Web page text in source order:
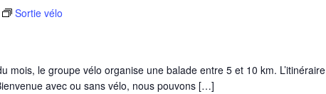
Sortie vélo
mois, le groupe vélo organise une balade entre 5 et 10 km. L’itinéraire
avec ou sans vélo, nous pouvons […]